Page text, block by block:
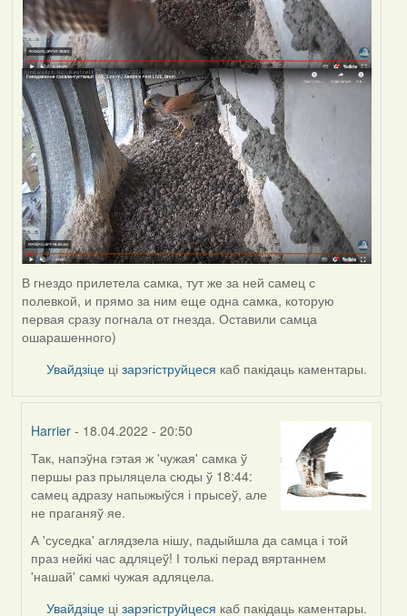
В гнездо прилетела самка, тут же за ней самец с
полевкой, и прямо за ним еще одна самка, которую
первая сразу погнала от гнезда. Оставили самца
ошарашенного)
Увайдзіце цізарэгіструйцеся каб пакідаць каментары.
Harrier - 18.04.2022 - 20:50
In
reply
to
by
Estydaven
Так, напэўна гэтая ж 'чужая' самка ў
першы раз прыляцела сюды ў 18:44:
самец адразу напыжыўся і прысеў, але
не праганяў яе.
А 'суседка' аглядзела нішу, падыйшла да самца і той
праз нейкі час адляцеў! І толькі перад вяртаннем
'нашай' самкі чужая адляцела.
Увайдзіце цізарэгіструйцеся каб пакідаць каментары.